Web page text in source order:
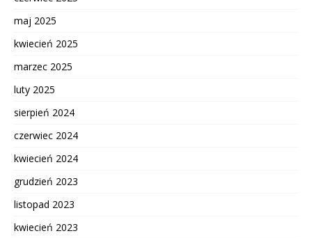
maj 2025
kwiecień 2025
marzec 2025
luty 2025
sierpień 2024
czerwiec 2024
kwiecień 2024
grudzień 2023
listopad 2023
kwiecień 2023